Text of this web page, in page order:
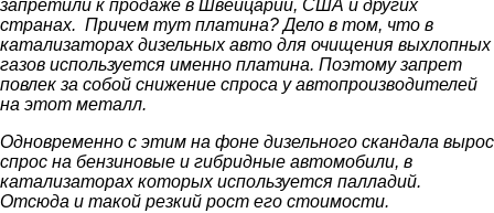
запретили к продаже в Швейцарии, США и других
странах. Причем тут платина? Дело в том, что в
катализаторах дизельных авто для очищения выхлопных
газов используется именно платина. Поэтому запрет
повлек за собой снижение спроса у автопроизводителей
на этот металл.
Одновременно с этим на фоне дизельного скандала вырос
спрос на бензиновые и гибридные автомобили, в
катализаторах которых используется палладий.
Отсюда и такой резкий рост его стоимости.